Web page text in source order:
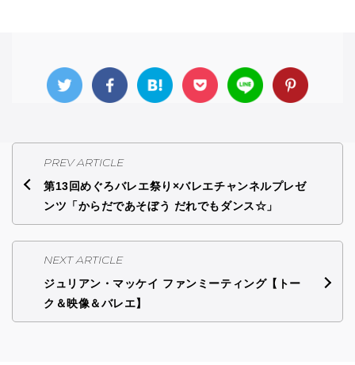
PREV ARTICLE
第13回めぐろバレエ祭り×バレエチャンネルプレゼ
ンツ「からだであそぼう だれでもダンス☆」
NEXT ARTICLE
ジュリアン・マッケイ ファンミーティング【トー
ク＆映像＆バレエ】